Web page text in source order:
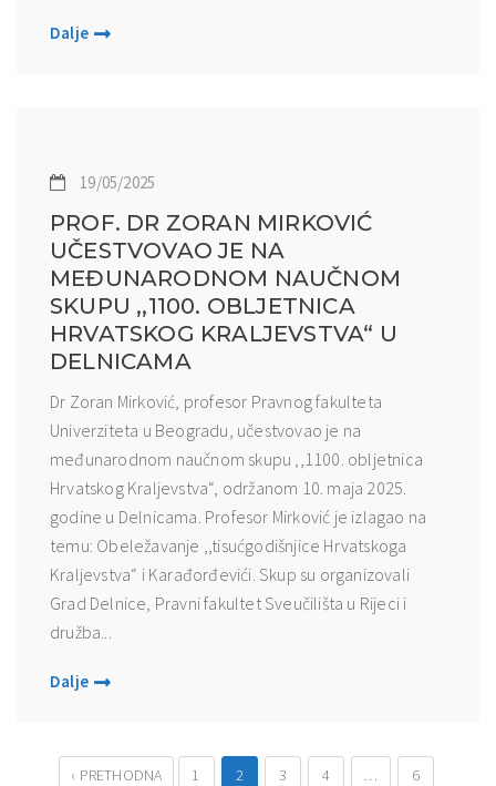
Dalje
19/05/2025
PROF. DR ZORAN MIRKOVIĆ
UČESTVOVAO JE NA
MEĐUNARODNOM NAUČNOM
SKUPU ,,1100. OBLJETNICA
HRVATSKOG KRALJEVSTVA“ U
DELNICAMA
Dr Zoran Mirković, profesor Pravnog fakulteta
Univerziteta u Beogradu, učestvovao je na
međunarodnom naučnom skupu ,,1100. obljetnica
Hrvatskog Kraljevstva“, održanom 10. maja 2025.
godine u Delnicama. Profesor Mirković je izlagao na
temu: Obeležavanje ,,tisućgodišnjice Hrvatskoga
Kraljevstva“ i Karađorđevići. Skup su organizovali
Grad Delnice, Pravni fakultet Sveučilišta u Rijeci i
družba...
Dalje
‹ PRETHODNA 1 2 3 4 …
6